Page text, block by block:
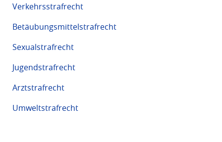
Verkehrsstrafrecht
Betäubungsmittelstrafrecht
Sexualstrafrecht
Jugendstrafrecht
Arztstrafrecht
Umweltstrafrecht